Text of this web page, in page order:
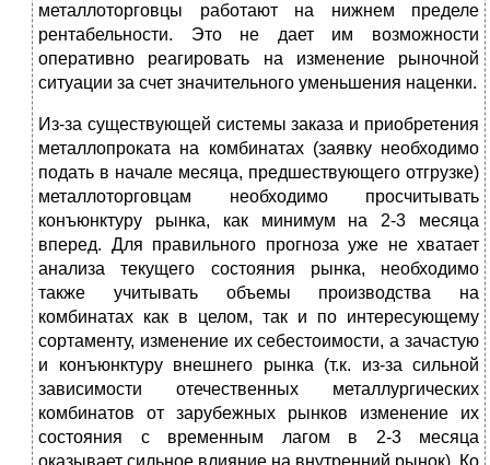
металлоторговцы работают на нижнем пределе
рентабельности. Это не дает им возможности
оперативно реагировать на изменение рыночной
ситуации за счет значительного уменьшения наценки.
Из-за существующей системы заказа и приобретения
металлопроката на комбинатах (заявку необходимо
подать в начале месяца, предшествующего отгрузке)
металлоторговцам необходимо просчитывать
конъюнктуру рынка, как минимум на 2-3 месяца
вперед. Для правильного прогноза уже не хватает
анализа текущего состояния рынка, необходимо
также учитывать объемы производства на
комбинатах как в целом, так и по интересующему
сортаменту, изменение их себестоимости, а зачастую
и конъюнктуру внешнего рынка (т.к. из-за сильной
зависимости отечественных металлургических
комбинатов от зарубежных рынков изменение их
состояния с временным лагом в 2-3 месяца